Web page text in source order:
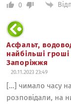
0
Асфальт,
найбільші
Запоріжжя
20.11.2023 23:49
[…] чимало часу
розповідали, на